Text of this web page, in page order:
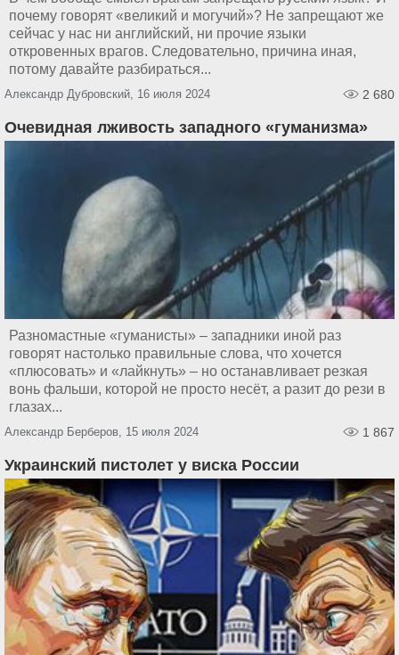
почему говорят «великий и могучий»? Не запрещают же
сейчас у нас ни английский, ни прочие языки
откровенных врагов. Следовательно, причина иная,
потому давайте разбираться...
Александр Дубровский, 16 июля 2024 2 680
Очевидная лживость западного «гуманизма»
Разномастные «гуманисты» – западники иной раз
говорят настолько правильные слова, что хочется
«плюсовать» и «лайкнуть» – но останавливает резкая
вонь фальши, которой не просто несёт, а разит до рези в
глазах...
Александр Берберов, 15 июля 2024 1 867
Украинский пистолет у виска России